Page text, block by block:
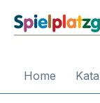
Home